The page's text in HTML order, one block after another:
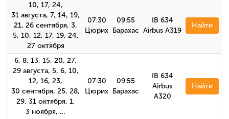
10, 17, 24,
31 августа, 7, 14, 19,
21, 26 сентября, 3,
5, 10, 12, 17, 19, 24,
27 октября
07:30
Цюрих
09:55
Барахас
IB 634
Airbus A319
Найти
6, 8, 13, 15, 20, 27,
29 августа, 5, 6, 10,
12, 16, 23,
30 сентября, 25, 28,
29, 31 октября, 1,
3 ноября, …
07:30
Цюрих
09:55
Барахас
IB 634
Airbus
A320
Найти